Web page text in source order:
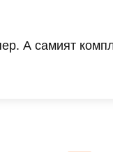
А самият